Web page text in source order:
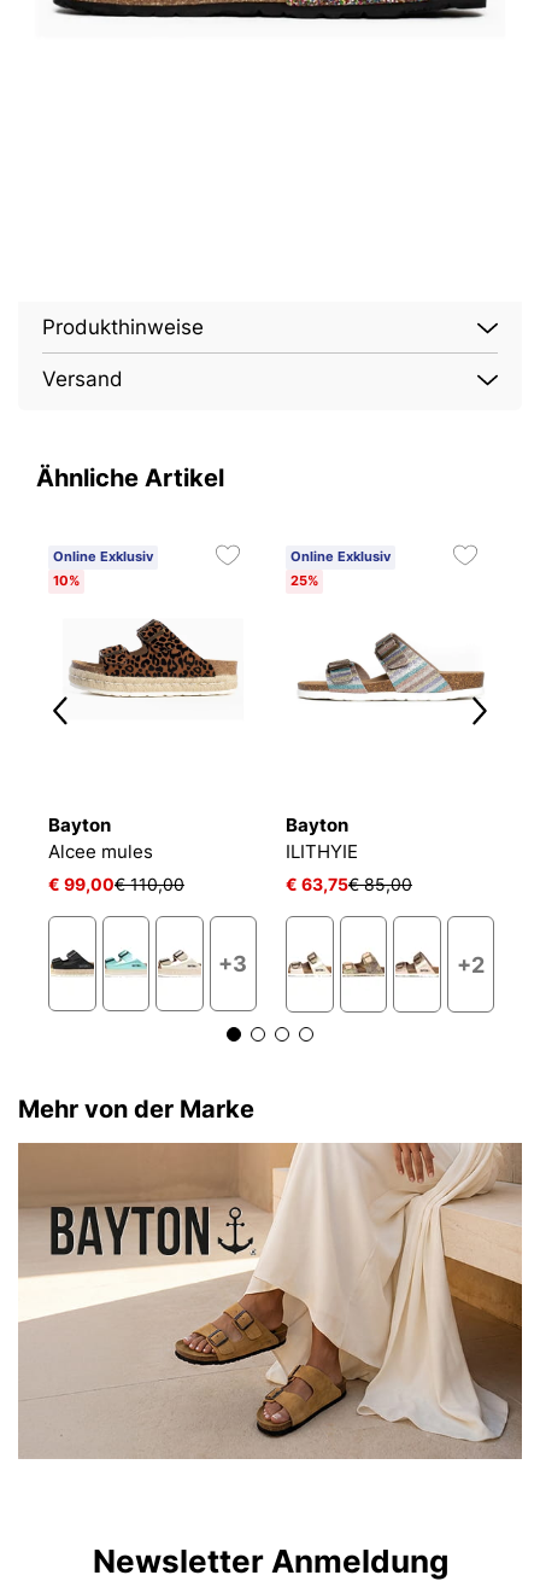
Produkthinweise
Versand
Ähnliche Artikel
Online Exklusiv
10%
Bayton
Alcee mules
€ 99,00€ 110,00
+3
Online Exklusiv
25%
Bayton
ILITHYIE
€ 63,75€ 85,00
+2
Mehr von der Marke
Newsletter Anmeldung